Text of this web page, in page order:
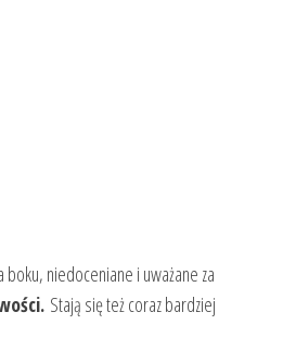
boku, niedoceniane i uważane za
Stają się też coraz bardziej